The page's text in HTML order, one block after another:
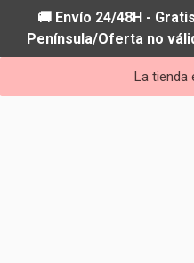
🚚 Envío 24/48H -
Península/Oferta no
La tienda